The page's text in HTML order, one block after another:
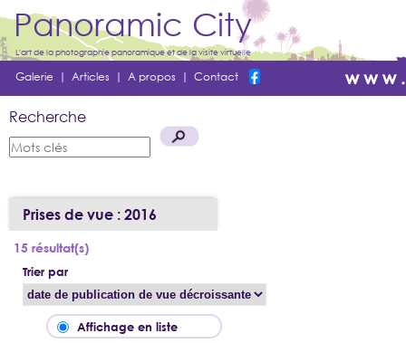
Panoramic City
L'art de la photographie panoramique et de la visite virtuelle
Galerie | Articles | A propos | Contact
Recherche
Prises de vue : 2016
15 résultat(s)
Trier par
Affichage en liste